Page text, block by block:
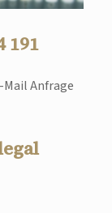
191
Mail Anfrage